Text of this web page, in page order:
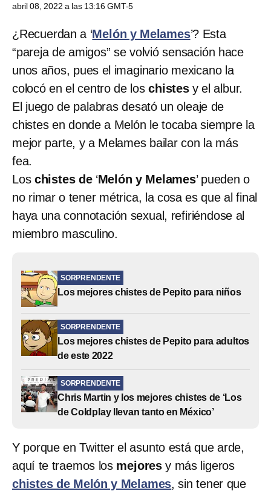
abril 08, 2022 a las 13:16 GMT-5
¿Recuerdan a ‘Melón y Melames’? Esta
“pareja de amigos” se volvió sensación hace
unos años, pues el imaginario mexicano la
colocó en el centro de loschistesy el albur.
El juego de palabras desató un oleaje de
chistes en donde a Melón le tocaba siempre la
mejor parte, y a Melames bailar con la más
fea.
Los chistes de ‘Melón y Melames’ pueden o
no rimar o tener métrica, la cosa es que al final
haya una connotación sexual, refiriéndose al
miembro masculino.
SORPRENDENTE
Los mejores chistes de Pepito para niños
SORPRENDENTE
Los mejores chistes de Pepito para adultos
de este 2022
SORPRENDENTE
Chris Martin y los mejores chistes de ‘Los
de Coldplay llevan tanto en México’
Y porque en Twitter el asunto está que arde,
aquí te traemos los mejores y más ligeros
chistes de Melón y Melames, sin tener que